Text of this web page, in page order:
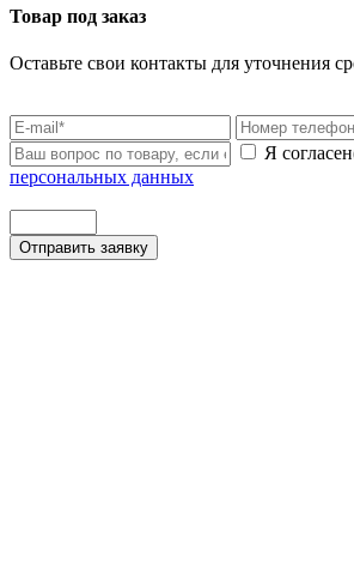
Товар под заказ
Оставьте свои контакты для уточнения
Я
персональных данных
Отправить заявку